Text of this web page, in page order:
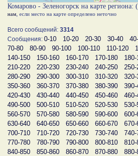
Комарово - Зеленогорск на карте
нам , если место на карте определено неточно
Всего сообщений: 3314
Сообщения: 0-10 10-20 20-30 30-40
70-80
80-90 90-100 100-110 110-120
140-150
150-160 160-170 170-180
210-220
220-230 230-240 240-250
280-290
290-300 300-310 310-320 320-
350-360
360-370 370-380 380-390 390-
420-430
430-440 440-450 450-460 460-
490-500
500-510 510-520 520-530 530-
560-570
570-580 580-590 590-600 600-
630-640
640-650 650-660 660-670 670-
700-710
710-720 720-730 730-740 740-
770-780
780-790 790-800 800-810 810-
840-850
850-860 860-870 870-880 880-